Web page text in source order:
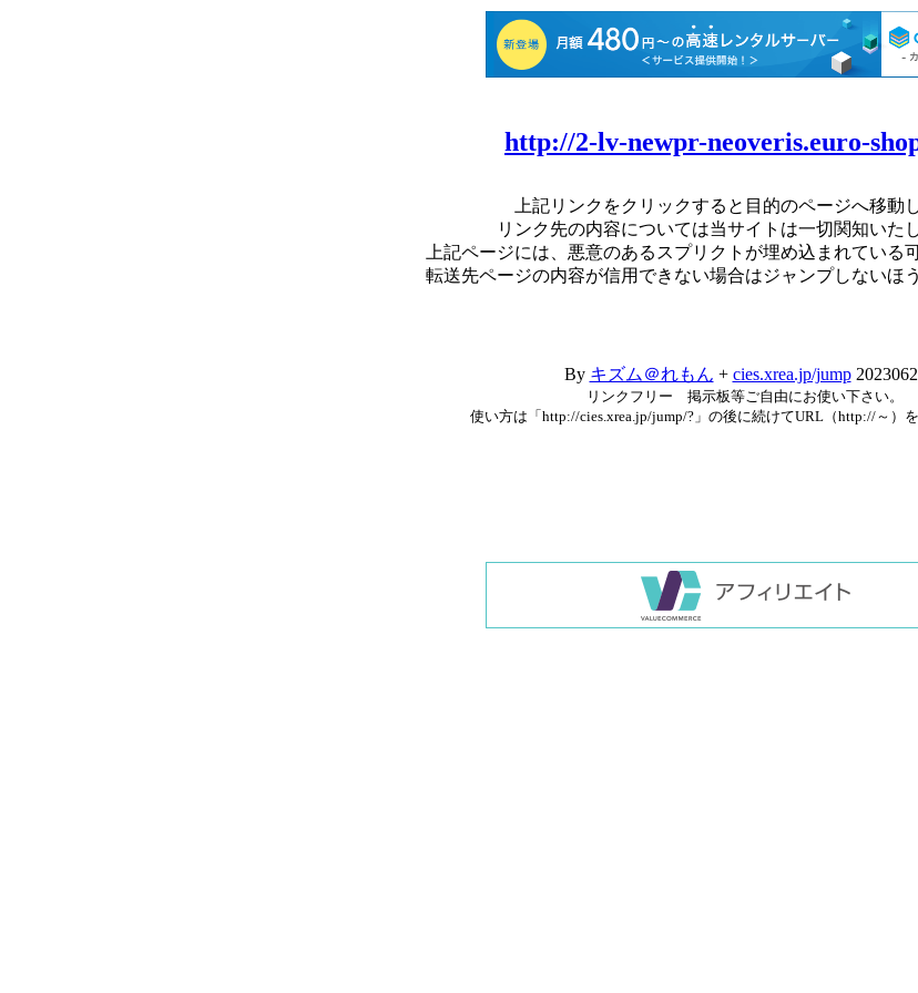
http://2-lv-newpr-neoveris.euro-
上記リンクをクリックすると目的のページへ移動
リンク先の内容については当サイトは一切関知いた
上記ページには、悪意のあるスプリクトが埋め込まれている
転送先ページの内容が信用できない場合はジャンプしないほ
By キズム＠れもん + cies.xrea.jp/jump
リンクフリー 掲示板等ご自由にお使い下さい。
使い方は「http://cies.xrea.jp/jump/?」の後に続けてURL（http://～）を